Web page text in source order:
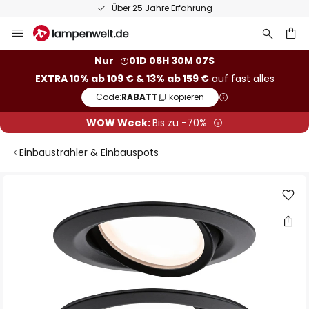
Über 25 Jahre Erfahrung
Inhalt
Nur
01D 06H 30M 07S
EXTRA 10% ab 109 € & 13% ab 159 €auf fast alles
Code:RABATT kopieren
WOW Week:Bis zu -70%
Einbaustrahler & Einbauspots
Bildgalerie